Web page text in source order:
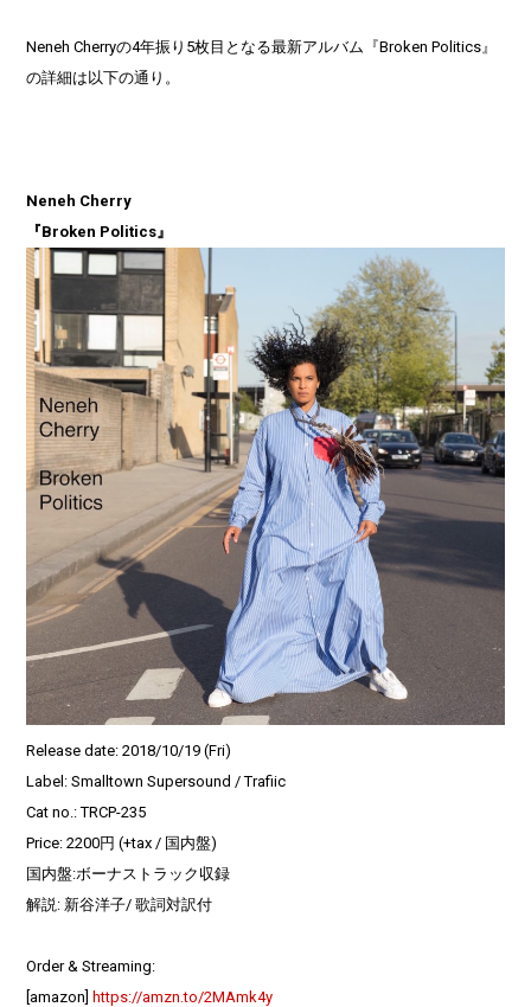
Neneh Cherryの4年振り5枚目となる最新アルバム『Broken Politics』
の詳細は以下の通り。
Neneh Cherry
『Broken Politics』
Release date: 2018/10/19 (Fri)
Label: Smalltown Supersound / Trafiic
Cat no.: TRCP-235
Price: 2200円 (+tax / 国内盤)
国内盤:ボーナストラック収録
解説: 新谷洋子/ 歌詞対訳付
Order & Streaming:
[amazon] https://amzn.to/2MAmk4y